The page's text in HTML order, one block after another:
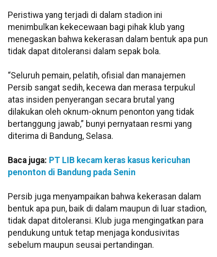
Peristiwa yang terjadi di dalam stadion ini
menimbulkan kekecewaan bagi pihak klub yang
menegaskan bahwa kekerasan dalam bentuk apa pun
tidak dapat ditoleransi dalam sepak bola.
“Seluruh pemain, pelatih, ofisial dan manajemen
Persib sangat sedih, kecewa dan merasa terpukul
atas insiden penyerangan secara brutal yang
dilakukan oleh oknum-oknum penonton yang tidak
bertanggung jawab,” bunyi pernyataan resmi yang
diterima di Bandung, Selasa.
Baca juga: PT LIB kecam keras kasus kericuhan
penonton di Bandung pada Senin
Persib juga menyampaikan bahwa kekerasan dalam
bentuk apa pun, baik di dalam maupun di luar stadion,
tidak dapat ditoleransi. Klub juga mengingatkan para
pendukung untuk tetap menjaga kondusivitas
sebelum maupun seusai pertandingan.